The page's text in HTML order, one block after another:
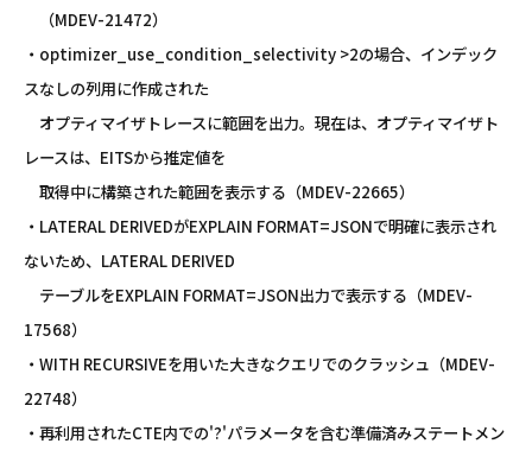
（MDEV-21472）
・optimizer_use_condition_selectivity >2の場合、インデック
スなしの列用に作成された
オプティマイザトレースに範囲を出力。現在は、オプティマイザト
レースは、EITSから推定値を
取得中に構築された範囲を表示する（MDEV-22665）
・LATERAL DERIVEDがEXPLAIN FORMAT=JSONで明確に表示され
ないため、LATERAL DERIVED
テーブルをEXPLAIN FORMAT=JSON出力で表示する（MDEV-
17568）
・WITH RECURSIVEを用いた大きなクエリでのクラッシュ（MDEV-
22748）
・再利用されたCTE内での'?'パラメータを含む準備済みステートメン